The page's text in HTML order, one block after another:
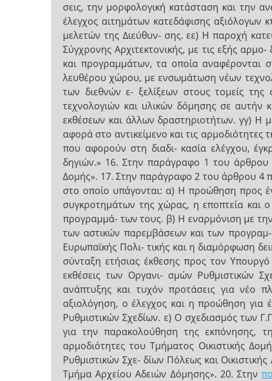
σεις, την μορφολογική κατάσταση και την
έλεγχος αιτημάτων κατεδάφισης
μελετών της Διεύθυν- σης. εε) Η παροχή
Σύγχρονης Αρχιτεκτονικής, με τις εξής
και προγραμμάτων, τα οποία αναφέρονται
λευθέρου χώρου, με ενσωμάτωση νέων
των διεθνών ε- ξελίξεων στους τομείς
τεχνολογιών και υλικών δόμησης σε αυτήν
εκθέσεων και άλλων δραστηριοτήτων. γγ) Η
αφορά στο αντικείμενο και τις
που αφορούν στη διαδι- κασία ελέγχου,
δηγιών.» 16. Στην παράγραφο 1 του άρθρου
Δομής». 17. Στην παράγραφο 2 του άρθρου 4
στο οποίο υπάγονται: α) Η προώθηση προς
συγκροτημάτων της χώρας, η εποπτεία και
προγραμμά- των τους. β) Η εναρμόνιση με
των αστικών παρεμβάσεων και των
Ευρωπαϊκής Πολι- τικής και η διαμόρφωση
σύνταξη ετήσιας έκθεσης προς τον Υπουργό
εκθέσεις των Οργανι- σμών Ρυθμιστικών
ανάπτυξης και τυχόν προτάσεις για νέο
αξιολόγηση, ο έλεγχος και η προώθηση για
Ρυθμιστικών Σχεδίων. ε) Ο σχεδιασμός των
για την παρακολούθηση της εκπόνησης,
αρμοδιότητες του Τμήματος Οικιστικής
Ρυθμιστικών Σχε- δίων Πόλεως και
Τμήμα Αρχείου Αδειών Δόμησης». 20. Στην